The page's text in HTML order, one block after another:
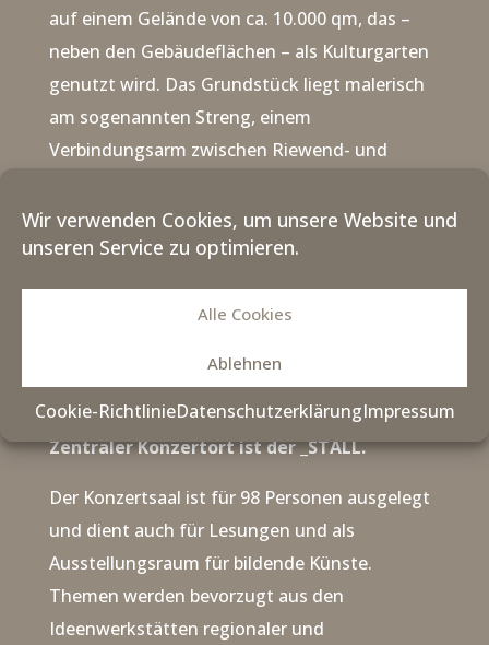
Wir verwenden Cookies, um unsere Website und
unseren Service zu optimieren.
Alle Cookies
Ablehnen
Cookie-RichtlinieDatenschutzerklärungImpressum
auf einem Gelände von ca. 10.000 qm, das –
neben den Gebäudeflächen – als Kulturgarten
genutzt wird. Das Grundstück liegt malerisch
am sogenannten Streng, einem
Verbindungsarm zwischen Riewend- und
Kunst- und Konzertgarten für Open-Air-
Veranstaltungen entwickelt.
unterschiedlichste Konzert- und
Zentraler Konzertort ist der _STALL.
Der Konzertsaal ist für 98 Personen ausgelegt
und dient auch für Lesungen und als
Ausstellungsraum für bildende Künste.
Themen werden bevorzugt aus den
Ideenwerkstätten regionaler und